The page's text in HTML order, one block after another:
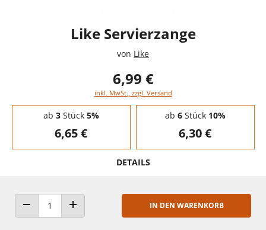
Like Servierzange
von Like
6,99 €
inkl. MwSt., zzgl. Versand
Staffelpreise - Mengenrabatt
ab 3Stück 5%
6,65 €
ab 6Stück 10%
6,30 €
DETAILS
ANZAHL VERRINGERNANZAHL ERHÖHEN
IN DEN WARENKORB